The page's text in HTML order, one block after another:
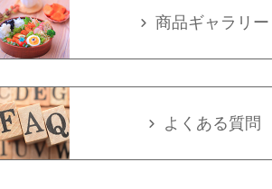
商品ギャラリー
よくある質問